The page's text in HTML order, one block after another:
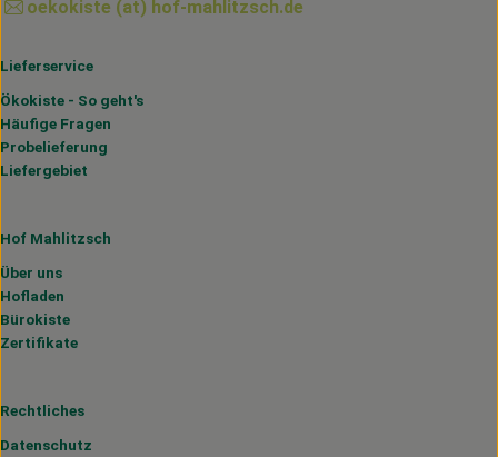
oekokiste (at) hof-mahlitzsch.de
Lieferservice
Ökokiste - So geht's
Häufige Fragen
Probelieferung
Liefergebiet
Hof Mahlitzsch
Über uns
Hofladen
Bürokiste
Zertifikate
Rechtliches
Datenschutz